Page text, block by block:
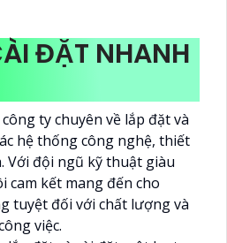
ĐẶT NHANH
ty chuyên về lắp đặt và
hệ thống công nghệ, thiết
Với đội ngũ kỹ thuật giàu
cam kết mang đến cho
tuyệt đối với chất lượng và
việc.